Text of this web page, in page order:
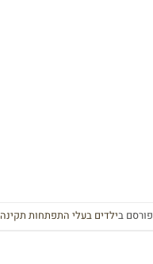
פורסם בילדים בעלי התפתחות תקינה